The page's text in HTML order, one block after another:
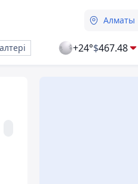
Алматы
+24°$467.48